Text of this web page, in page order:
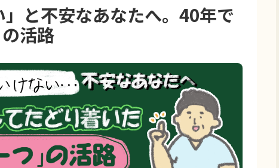
」と不安なあなたへ。40年で
活路